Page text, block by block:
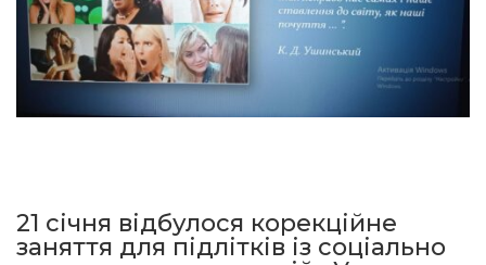
21 січня відбулося корекційне
заняття для підлітків із соціально